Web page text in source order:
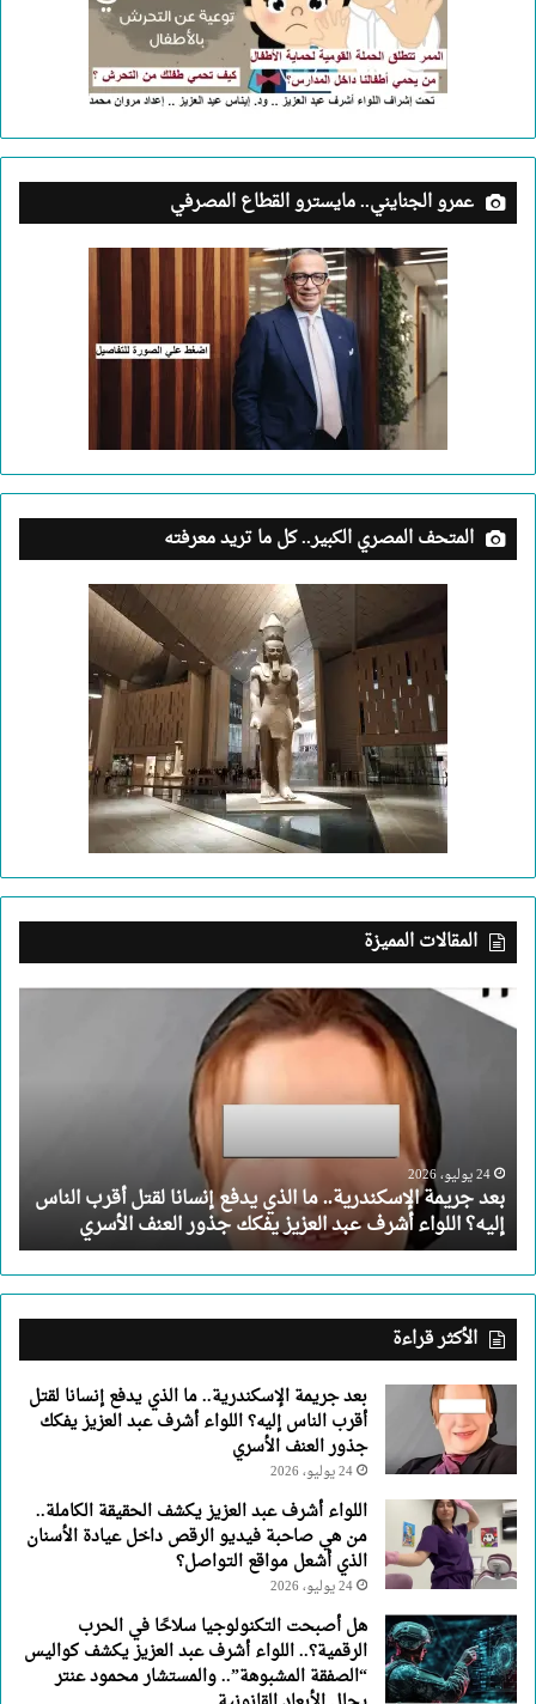
عمرو الجنايني.. مايسترو القطاع المصرفي
المتحف المصري الكبير.. كل ما تريد معرفته
المقالات المميزة
بعد
جريمة
لقتل
أقرب
الناس
إليه؟
اللواء
أشرف
عبد
العزيز
جذور
العنف
الأسري
24 يوليو، 2026
بعد جريمة الإسكندرية.. ما الذي يدفع إنسانا لقتل أقرب الناس
إليه؟ اللواء أشرف عبد العزيز يفكك جذور العنف الأسري
الأكثر قراءة
بعد جريمة الإسكندرية.. ما الذي يدفع إنسانا لقتل
أقرب الناس إليه؟ اللواء أشرف عبد العزيز يفكك
جذور العنف الأسري
24 يوليو، 2026
اللواء أشرف عبد العزيز يكشف الحقيقة الكاملة..
من هي صاحبة فيديو الرقص داخل عيادة الأسنان
الذي أشعل مواقع التواصل؟
24 يوليو، 2026
هل أصبحت التكنولوجيا سلاحًا في الحرب
الرقمية؟.. اللواء أشرف عبد العزيز يكشف كواليس
“الصفقة المشبوهة”.. والمستشار محمود عنتر